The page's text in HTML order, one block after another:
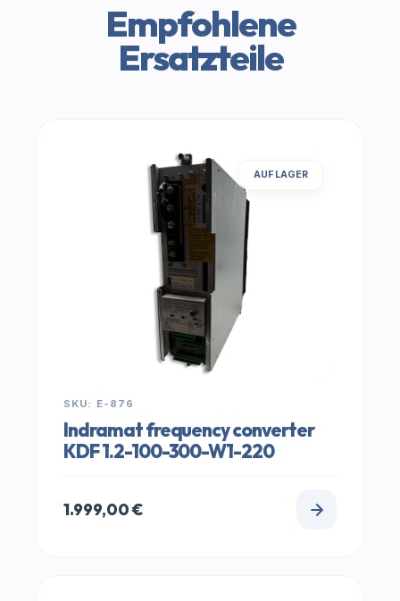
Empfohlene
Ersatzteile
AUF LAGER
SKU: E-876
Indramat frequency converter
KDF 1.2-100-300-W1-220
1.999,00€